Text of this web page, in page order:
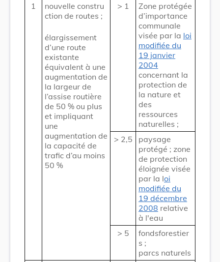
1
nouvelle constru
ction de routes ;
élargissement
d’une route
existante
équivalent à une
augmentation de
la largeur de
l’assise routière
de 50 % ou plus
et impliquant
une
augmentation de
la capacité de
trafic d’au moins
50 %
> 1
Zone protégée
d’importance
communale
visée par la loi
modifiée du
19 janvier
2004
concernant la
protection de
la nature et
des
ressources
naturelles ;
> 2,5
paysage
protégé ; zone
de protection
éloignée visée
par la loi
modifiée du
19 décembre
2008 relative
à l'eau
> 5
fondsforestier
s ;
parcs naturels